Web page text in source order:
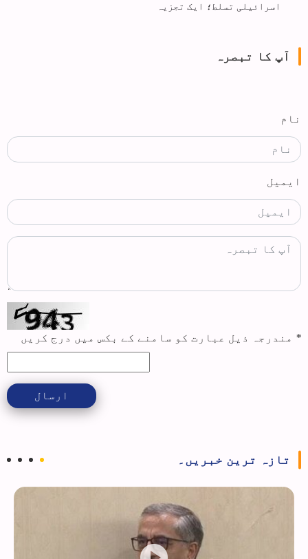
اسرائیلی تسلط؛ ایک تجزیہ
آپ کا تبصرہ
نام
ایمیل
* مندرجہ ذیل عبارت کو سامنے کے بکس میں درج کریں
ارسال
تازہ ترین خبریں۔